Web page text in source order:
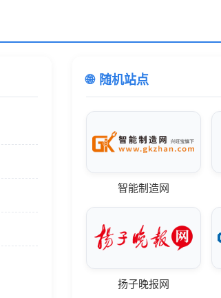
随机站点
智能制造网
扬子晚报网